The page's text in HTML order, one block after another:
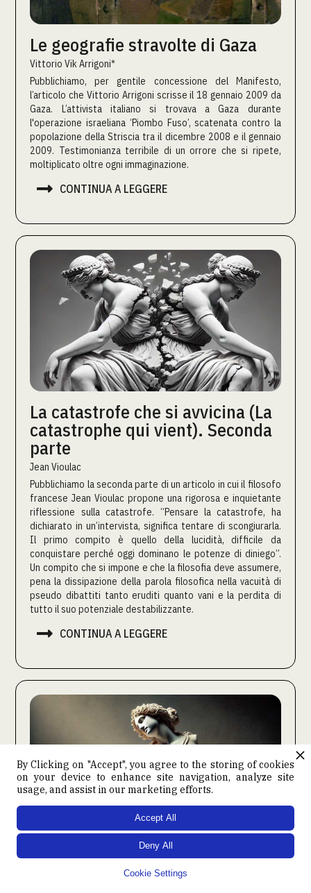
Le geografie stravolte di Gaza
Vittorio Vik Arrigoni*
Pubblichiamo, per gentile concessione del Manifesto,
l’articolo che Vittorio Arrigoni scrisse il 18 gennaio 2009 da
Gaza. L’attivista italiano si trovava a Gaza durante
l'operazione israeliana ‘Piombo Fuso’, scatenata contro la
popolazione della Striscia tra il dicembre 2008 e il gennaio
2009. Testimonianza terribile di un orrore che si ripete,
moltiplicato oltre ogni immaginazione.
 CONTINUA A LEGGERE
La catastrofe che si avvicina (La
catastrophe qui vient). Seconda
parte
Jean Vioulac
Pubblichiamo la seconda parte di un articolo in cui il filosofo
francese Jean Vioulac propone una rigorosa e inquietante
riflessione sulla catastrofe. “Pensare la catastrofe, ha
dichiarato in un’intervista, significa tentare di scongiurarla.
Il primo compito è quello della lucidità, difficile da
conquistare perché oggi dominano le potenze di diniego”.
Un compito che si impone e che la filosofia deve assumere,
pena la dissipazione della parola filosofica nella vacuità di
pseudo dibattiti tanto eruditi quanto vani e la perdita di
tutto il suo potenziale destabilizzante.
 CONTINUA A LEGGERE
La catastrofe che si avvicina (La
catastrophe qui vient). Prima
By Clicking on "Accept", you agree to the storing of cookies
on your device to enhance site navigation, analyze site
usage, and assist in our marketing efforts.
Cookie Settings
Deny All
Accept All